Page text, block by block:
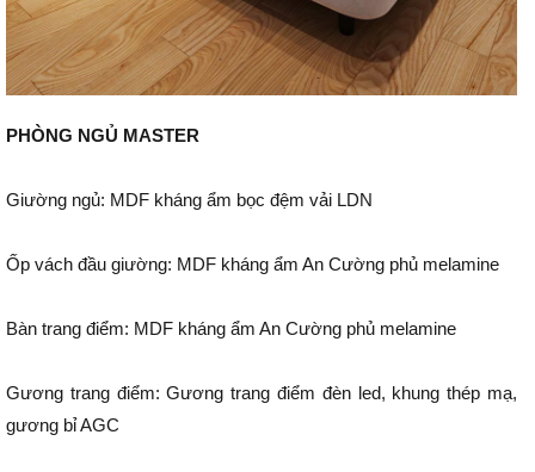
PHÒNG NGỦ MASTER
Giường ngủ: MDF kháng ẩm bọc đệm vải LDN
Ốp vách đầu giường: MDF kháng ẩm An Cường phủ melamine
Bàn trang điểm: MDF kháng ẩm An Cường phủ melamine
Gương trang điểm: Gương trang điểm đèn led, khung thép mạ,
gương bỉ AGC